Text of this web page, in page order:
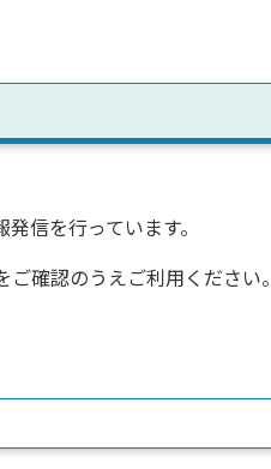
信を行っています。
ご確認のうえご利用ください。